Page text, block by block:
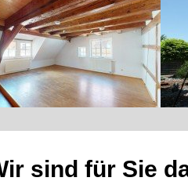
sind für Sie